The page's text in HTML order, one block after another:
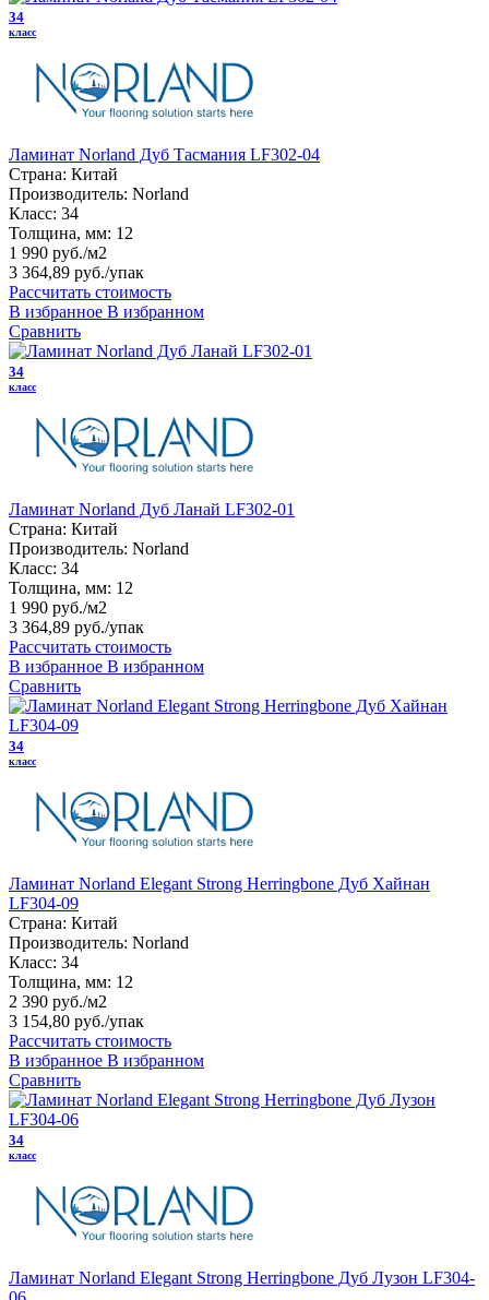
34
класс
Ламинат Norland Дуб Тасмания LF302-04
Страна: Китай
Производитель: Norland
Класс: 34
Толщина, мм: 12
1 990 руб./м2
3 364,89 руб./упак
Рассчитать стоимость
В избранное В избранном
Сравнить
34
класс
Ламинат Norland Дуб Ланай LF302-01
Страна: Китай
Производитель: Norland
Класс: 34
Толщина, мм: 12
1 990 руб./м2
3 364,89 руб./упак
Рассчитать стоимость
В избранное В избранном
Сравнить
34
класс
Ламинат Norland Elegant Strong Herringbone Дуб Хайнан
LF304-09
Страна: Китай
Производитель: Norland
Класс: 34
Толщина, мм: 12
2 390 руб./м2
3 154,80 руб./упак
Рассчитать стоимость
В избранное В избранном
Сравнить
34
класс
Ламинат Norland Elegant Strong Herringbone Дуб Лузон LF304-